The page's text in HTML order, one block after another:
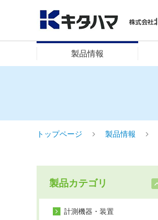
製品情報
トップページ 製品情報
製品カテゴリ
計測機器・装置